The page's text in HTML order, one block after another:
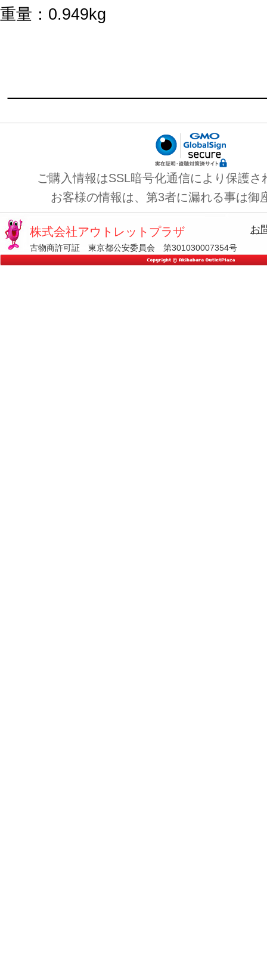
重量：0.949kg
ご購入情報はSSL暗号化通信により保護さ
お客様の情報は、第3者に漏れる事は御
株式会社アウトレットプラザ
古物商許可証 東京都公安委員会 第301030007354号
お